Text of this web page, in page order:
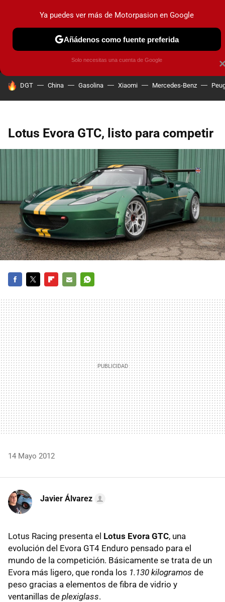
MENÚ NUEVO
COCHES ELÉCTRICOS OBSERVATORIO
HOY SE HABLA DE
DGT China Gasolina Xiaomi Mercedes-Benz
Lotus Evora GTC, listo para competir
MAIL
14 Mayo 2012
Javier Álvarez
Lotus Racing presenta el Lotus Evora GTC, una
evolución del Evora GT4 Enduro pensado para el
mundo de la competición. Básicamente se trata de un
Evora más ligero, que ronda los 1.130 kilogramos de
peso gracias a elementos de fibra de vidrio y
ventanillas de plexiglass.
Ya puedes ver más de Motorpasion en Google
Añádenos como fuente preferida
Solo necesitas una cuenta de Google